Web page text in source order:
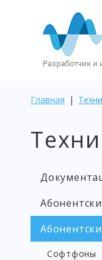
КОМПАНИЯ
УСЛУГИ
ВОЗМОЖНОСТИ
Разработчик и
Главная |
Софтфоны